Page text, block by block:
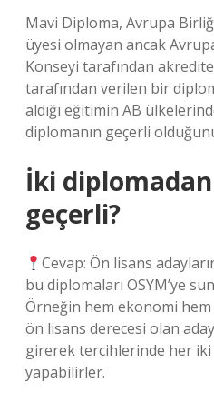
Mavi Diploma, Avrupa
üyesi olmayan ancak
Konseyi tarafından
tarafından verilen bir
aldığı eğitimin AB
diplomanın geçerli
İki
geçerli?
Cevap: Ön lisans
bu diplomaları ÖSYM’ye
Örneğin hem ekonomi
ön lisans derecesi olan
girerek tercihlerinde her iki
yapabilirler.